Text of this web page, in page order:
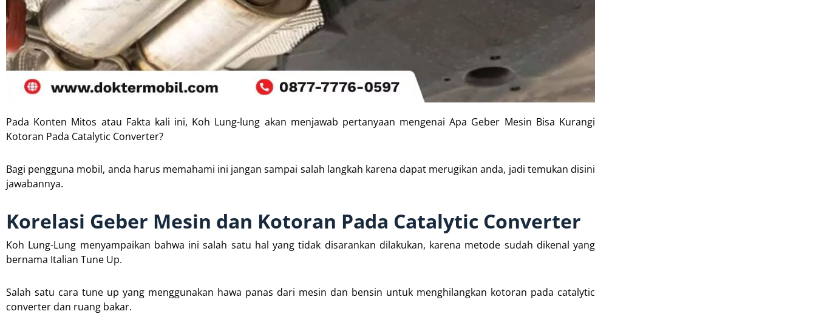
Pada Konten Mitos atau Fakta kali ini, Koh Lung-lung akan menjawab pertanyaan mengenai Apa Geber Mesin Bisa Kurangi
Kotoran Pada Catalytic Converter?
Bagi pengguna mobil, anda harus memahami ini jangan sampai salah langkah karena dapat merugikan anda, jadi temukan disini
jawabannya.
Korelasi Geber Mesin dan Kotoran Pada Catalytic Converter
Koh Lung-Lung menyampaikan bahwa ini salah satu hal yang tidak disarankan dilakukan, karena metode sudah dikenal yang
bernama Italian Tune Up.
Salah satu cara tune up yang menggunakan hawa panas dari mesin dan bensin untuk menghilangkan kotoran pada catalytic
converter dan ruang bakar.